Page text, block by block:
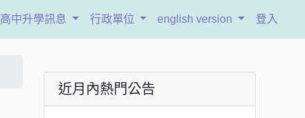
高中升學訊息 行政單位 english version 登入
近月內熱門公告